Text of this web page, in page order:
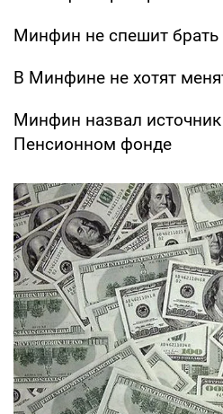
Минфин не спешит брать
В Минфине не хотят
Минфин назвал
Пенсионном фонде